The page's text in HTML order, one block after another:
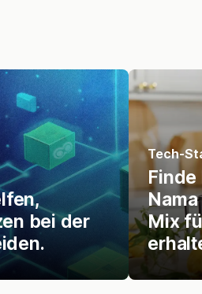
bei der
Tech-
Mix